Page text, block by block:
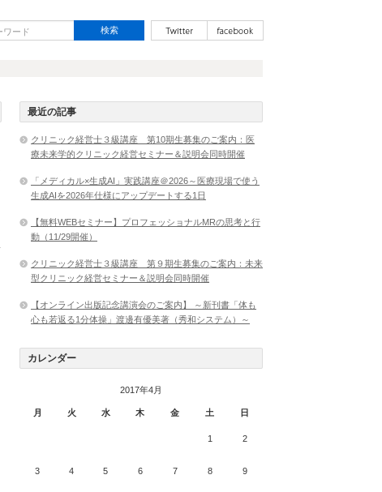
最近の記事
クリニック経営士３級講座 第10期生募集のご案内：医
療未来学的クリニック経営セミナー＆説明会同時開催
「メディカル×生成AI」実践講座＠2026～医療現場で使う
生成AIを2026年仕様にアップデートする1日
【無料WEBセミナー】プロフェッショナルMRの思考と行
動（11/29開催）
クリニック経営士３級講座 第９期生募集のご案内：未来
型クリニック経営セミナー＆説明会同時開催
【オンライン出版記念講演会のご案内】 ～新刊書「体も
心も若返る1分体操」渡邊有優美著（秀和システム）～
カレンダー
2017年4月
月 火 水 木 金 土 日
1 2
3 4 5 6 7 8 9